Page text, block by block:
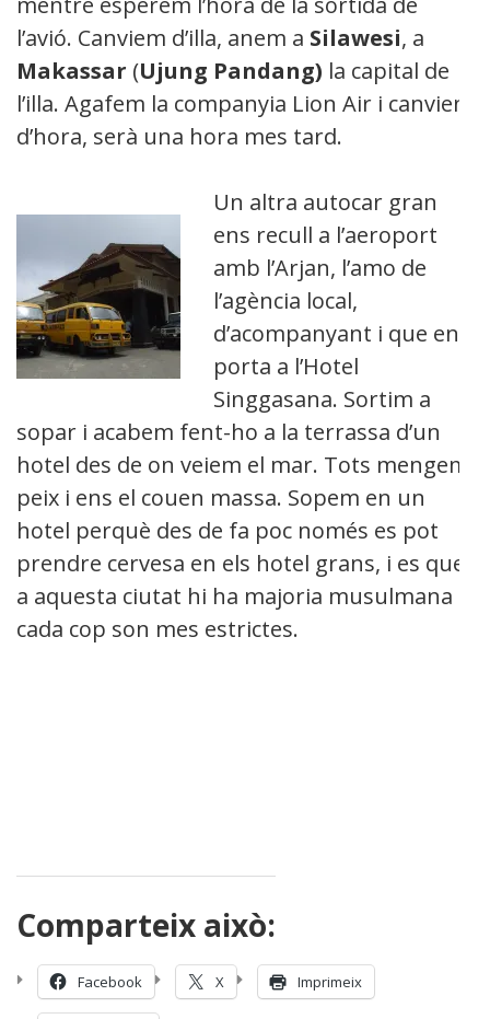
l’avió. Canviem d’illa, anem a Silawesi, a
Makassar (Ujung Pandang) la capital de
l’illa. Agafem la companyia Lion Air i canvien
d’hora, serà una hora mes tard.
Un altra autocar gran
ens recull a l’aeroport
amb l’Arjan, l’amo de
l’agència local,
d’acompanyant i que ens
porta a l’Hotel
Singgasana. Sortim a
sopar i acabem fent-ho a la terrassa d’un
hotel des de on veiem el mar. Tots mengem
peix i ens el couen massa. Sopem en un
hotel perquè des de fa poc només es pot
prendre cervesa en els hotel grans, i es que
a aquesta ciutat hi ha majoria musulmana i
cada cop son mes estrictes.
Comparteix això:
Facebook X Imprimeix